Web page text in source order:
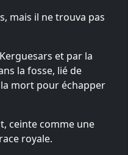
mais il ne trouva pas
et par la
la fosse, lié de
mort pour échapper
ceinte comme une
royale.